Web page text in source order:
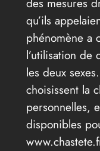
qu’ils
phénomène a
l’utilisation de
les deux
choisissent la
personnelles,
disponibles